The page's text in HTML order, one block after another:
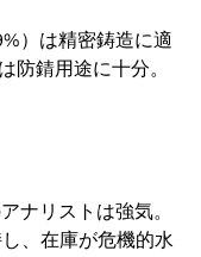
）は精密鋳造に適
防錆用途に十分。
ナリストは強気。
、在庫が危機的水